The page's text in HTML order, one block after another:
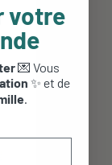
votre
💌 Vous
✨ et de
.